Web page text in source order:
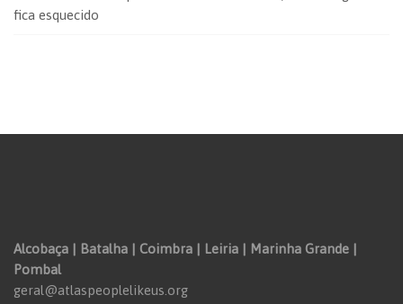
fica esquecido
Alcobaça | Batalha | Coimbra | Leiria | Marinha Grande |
Pombal
geral@atlaspeoplelikeus.org